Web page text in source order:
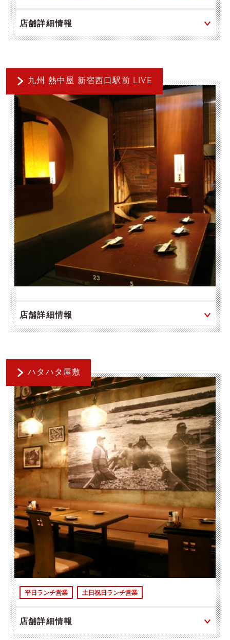
店舗詳細情報
九州 熱中屋 新宿西口駅前 LIVE
店舗詳細情報
ハタハタ屋敷
平日ランチ営業 土日祝日ランチ営業
店舗詳細情報